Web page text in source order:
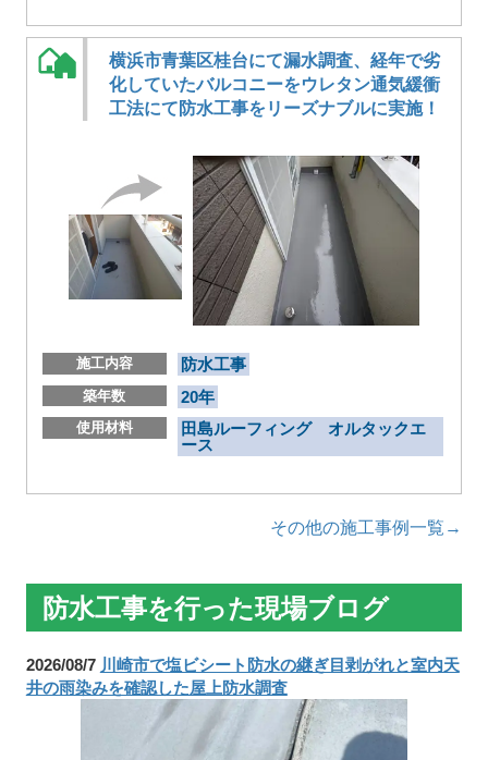
横浜市青葉区桂台にて漏水調査、経年で劣
化していたバルコニーをウレタン通気緩衝
工法にて防水工事をリーズナブルに実施！
施工内容 防水工事
築年数 20年
使用材料
田島ルーフィング オルタックエ
ース
その他の施工事例一覧→
防水工事を行った現場ブログ
2026/08/7 川崎市で塩ビシート防水の継ぎ目剥がれと室内天
井の雨染みを確認した屋上防水調査